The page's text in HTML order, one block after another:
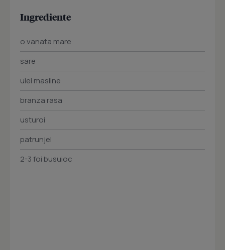
Ingrediente
o vanata mare
sare
ulei masline
branza rasa
usturoi
patrunjel
2-3 foi busuioc